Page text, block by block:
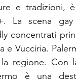
e tradizioni,
La scena
concentrati
e Vucciria.
regione. Con
è una